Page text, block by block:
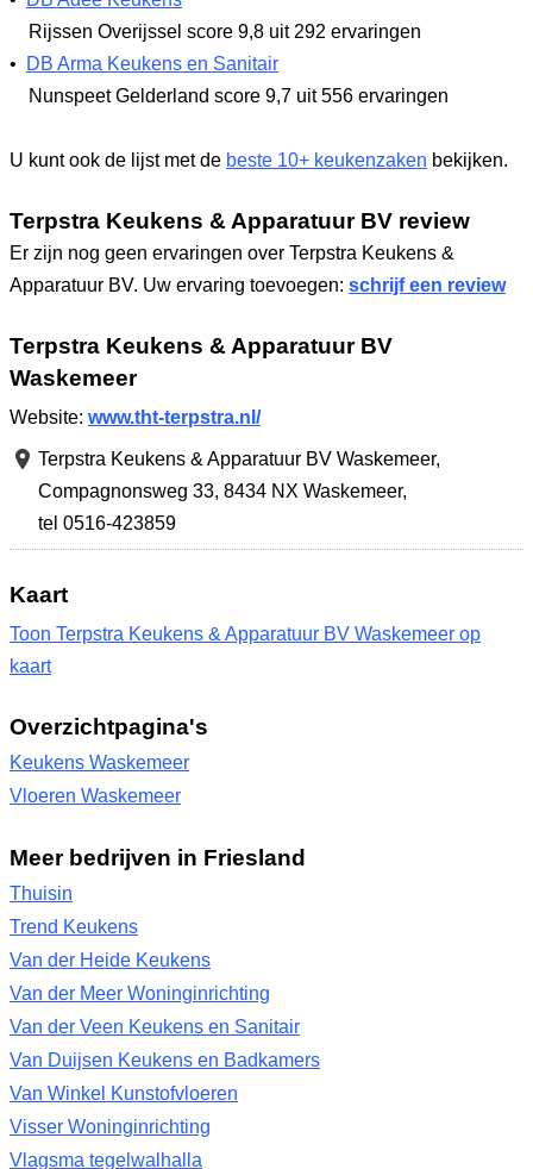
Rijssen Overijssel score 9,8 uit 292 ervaringen
•
DB Arma Keukens en Sanitair
Nunspeet Gelderland score 9,7 uit 556 ervaringen
U kunt ook de lijst met de beste 10+ keukenzaken bekijken.
Terpstra Keukens & Apparatuur BV review
Er zijn nog geen ervaringen over Terpstra Keukens &
Apparatuur BV. Uw ervaring toevoegen: schrijf een review
Terpstra Keukens & Apparatuur BV
Waskemeer
Website: www.tht-terpstra.nl/
Terpstra Keukens & Apparatuur BV Waskemeer,
Compagnonsweg 33, 8434 NX Waskemeer,
tel 0516-423859
Kaart
Toon Terpstra Keukens & Apparatuur BV Waskemeer op
kaart
Overzichtpagina's
Keukens Waskemeer
Vloeren Waskemeer
Meer bedrijven in Friesland
Thuisin
Trend Keukens
Van der Heide Keukens
Van der Meer Woninginrichting
Van der Veen Keukens en Sanitair
Van Duijsen Keukens en Badkamers
Van Winkel Kunstofvloeren
Visser Woninginrichting
Vlagsma tegelwalhalla